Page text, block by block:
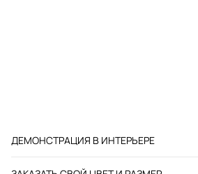
ДЕМОНСТРАЦИЯ В ИНТЕРЬЕРЕ